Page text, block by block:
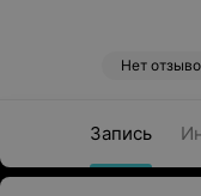
Нет
Запись